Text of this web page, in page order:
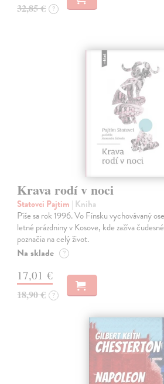
32,85 € ?
Krava rodí v noci
Statovci Pajtim | Kniha
Píše sa rok 1996. Vo Fínsku vychovávaný
letné prázdniny v Kosove, kde zažíva
poznačia na celý život.
Na sklade ?
17,01 €
18,90 € ?